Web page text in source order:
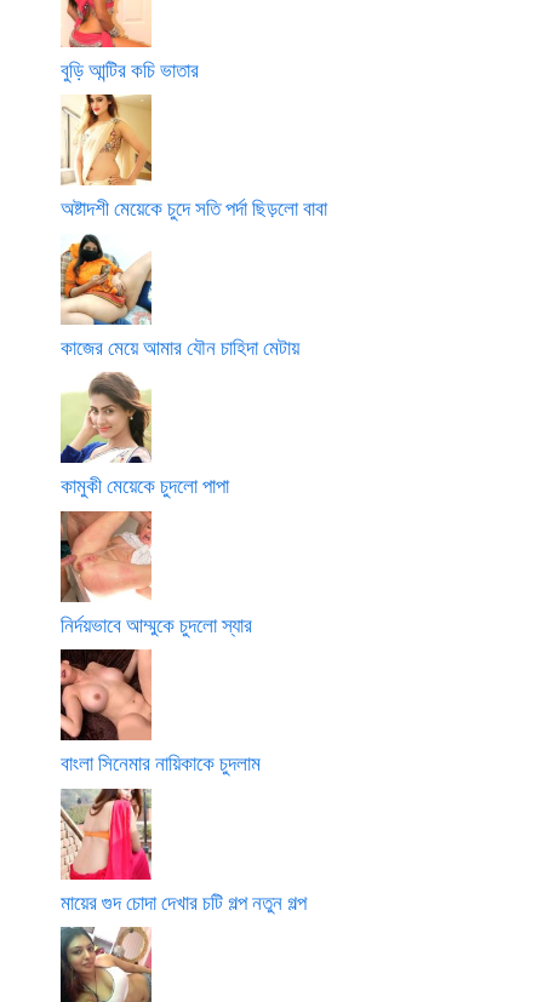
বুড়ি আন্টির কচি ভাতার
অষ্টাদশী মেয়েকে চুদে সতি পর্দা ছিড়লো বাবা
কাজের মেয়ে আমার যৌন চাহিদা মেটায়
কামুকী মেয়েকে চুদলো পাপা
নির্দয়ভাবে আম্মুকে চুদলো স্যার
বাংলা সিনেমার নায়িকাকে চুদলাম
মায়ের গুদ চোদা দেখার চটি গল্প নতুন গল্প